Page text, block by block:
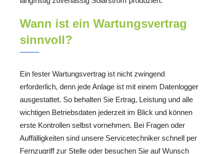
Wann ist ein Wartungsvertrag
sinnvoll?
Ein fester Wartungsvertrag ist nicht zwingend
erforderlich, denn jede Anlage ist mit einem Datenlogger
ausgestattet. So behalten Sie Ertrag, Leistung und alle
wichtigen Betriebsdaten jederzeit im Blick und können
erste Kontrollen selbst vornehmen. Bei Fragen oder
Auffälligkeiten sind unsere Servicetechniker schnell per
Fernzugriff zur Stelle oder besuchen Sie auf Wunsch